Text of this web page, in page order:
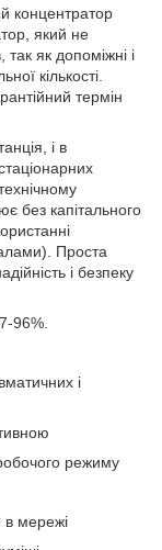
концентратор
який не
як допоміжні і
кількості.
термін
і в
без капітального
Проста
і безпеку
96%.
і
режиму
в мережі